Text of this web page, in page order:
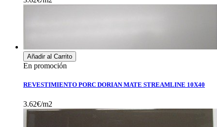
Añadir al Carrito
En promoción
REVESTIMIENTO PORC DORIAN MATE STREAMLINE 10X40
3.62€/m2